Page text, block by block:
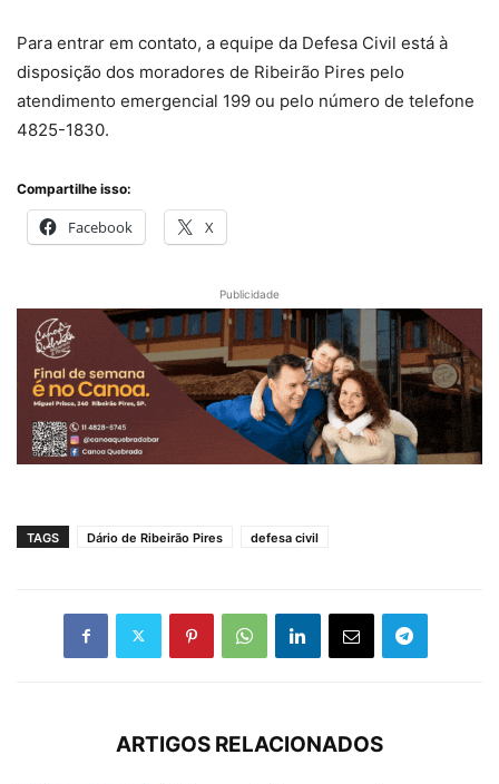
Para entrar em contato, a equipe da Defesa Civil está à
disposição dos moradores de Ribeirão Pires pelo
atendimento emergencial 199 ou pelo número de telefone
4825-1830.
Compartilhe isso:
Facebook X
Publicidade
TAGS Dário de Ribeirão Pires defesa civil
ARTIGOS RELACIONADOS